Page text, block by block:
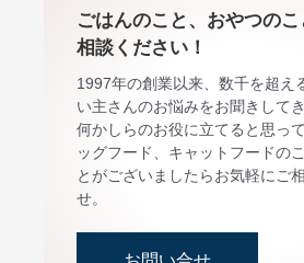
ごはんのこと、おやつの
相談ください！
1997年の創業以来、数千を超え
い主さんのお悩みをお聞きして
何かしらのお役に立てると思っ
ッグフード、キャットフードの
とがございましたらお気軽にご
せ。